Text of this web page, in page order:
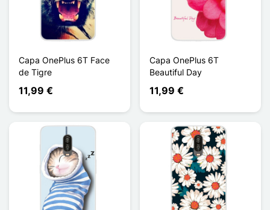
Capa OnePlus 6T Face
de Tigre
11,99 €
Capa OnePlus 6T
Beautiful Day
11,99 €